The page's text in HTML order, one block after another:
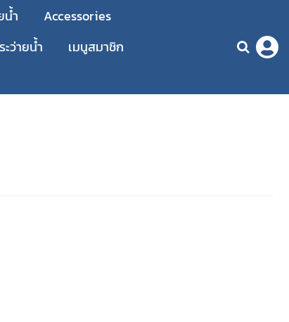
น้ำ
Accessories
ะว่ายน้ำ
เมนูสมาชิก